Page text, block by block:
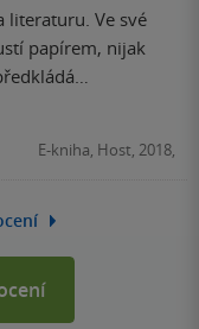
literaturu. Ve své
papírem, nijak
silně
(viz např. "Komu
zvládl na cca
ji snad mnohem
E-kniha, Host, 2018,